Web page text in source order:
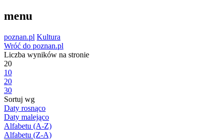
menu
poznan.pl Kultura
Wróć do poznan.pl
Liczba wyników na stronie
20
10
20
30
Sortuj wg
Daty rosnąco
Daty malejąco
Alfabetu (A-Z)
Alfabetu (Z-A)